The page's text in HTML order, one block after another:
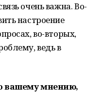
очень важна. Во-
настроение
во-вторых,
ведь в
вашему мнению,